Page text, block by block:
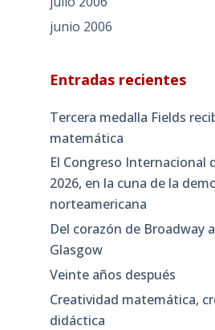
junio 2006
Entradas recientes
Tercera medalla Fields
matemática
El Congreso Internacional
2026, en la cuna de la
norteamericana
Del corazón de Broadway
Glasgow
Veinte años después
Creatividad matemática,
didáctica